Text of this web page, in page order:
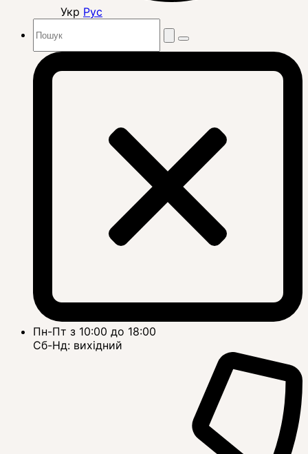
Укр Рус
Пн-Пт з 10:00 до 18:00
Сб-Нд: вихідний